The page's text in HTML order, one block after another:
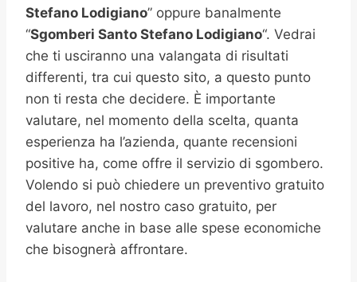
Stefano Lodigiano” oppure banalmente
“Sgomberi Santo Stefano Lodigiano“. Vedrai
che ti usciranno una valangata di risultati
differenti, tra cui questo sito, a questo punto
non ti resta che decidere. È importante
valutare, nel momento della scelta, quanta
esperienza ha l’azienda, quante recensioni
positive ha, come offre il servizio di sgombero.
Volendo si può chiedere un preventivo gratuito
del lavoro, nel nostro caso gratuito, per
valutare anche in base alle spese economiche
che bisognerà affrontare.